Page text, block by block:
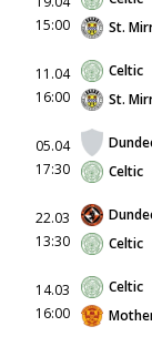
15:00
St.
11.04
16:00
Celtic
St.
05.04
17:30
Celtic
22.03
13:30
Celtic
14.03
16:00
Celtic